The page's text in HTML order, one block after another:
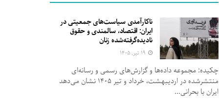
ناکارآمدی سیاست‌های جمعیتی در
ایران: اقتصاد، سالمندی و حقوق
نادیده‌گرفته‌شده زنان
چکیده: مجموعه داده‌ها و گزارش‌های رسمی و رسانه‌ای
منتشرشده در اردیبهشت، خرداد و تیر ۱۴۰۵ نشان می‌دهد
ایران با بحرانی...